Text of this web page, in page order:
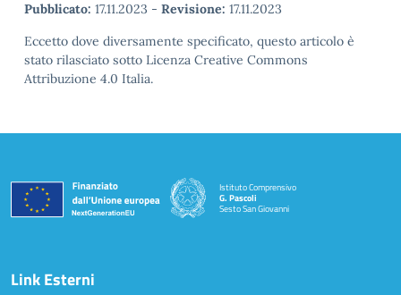
Pubblicato: 17.11.2023 - Revisione: 17.11.2023
Eccetto dove diversamente specificato, questo articolo è
stato rilasciato sotto Licenza Creative Commons
Attribuzione 4.0 Italia.
Istituto Comprensivo
G. Pascoli
Sesto San Giovanni
Link Esterni